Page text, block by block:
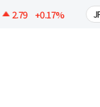
2.79 +0.17% JPY